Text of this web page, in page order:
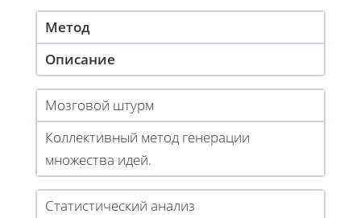
Метод
Описание
Мозговой штурм
Коллективный метод генерации
множества идей.
Статистический анализ